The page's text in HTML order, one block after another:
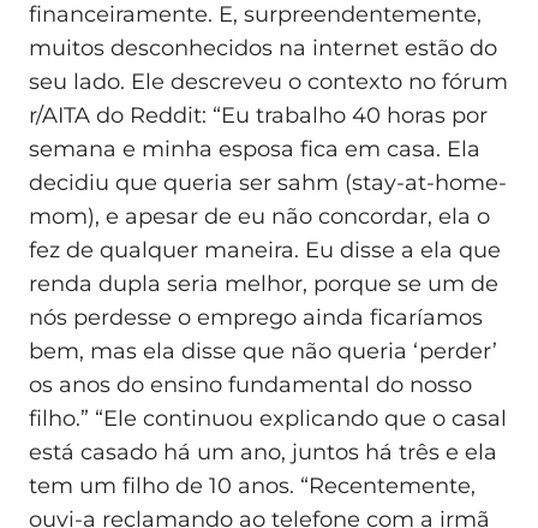
financeiramente. E, surpreendentemente,
muitos desconhecidos na internet estão do
seu lado. Ele descreveu o contexto no fórum
r/AITA do Reddit: “Eu trabalho 40 horas por
semana e minha esposa fica em casa. Ela
decidiu que queria ser sahm (stay-at-home-
mom), e apesar de eu não concordar, ela o
fez de qualquer maneira. Eu disse a ela que
renda dupla seria melhor, porque se um de
nós perdesse o emprego ainda ficaríamos
bem, mas ela disse que não queria ‘perder’
os anos do ensino fundamental do nosso
filho.” “Ele continuou explicando que o casal
está casado há um ano, juntos há três e ela
tem um filho de 10 anos. “Recentemente,
ouvi-a reclamando ao telefone com a irmã